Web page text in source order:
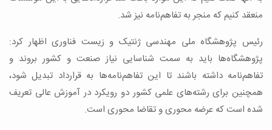
منعقد کنیم که منجر به تفاهم‌نامه نیز شد.
رئیس پژوهشگاه ملی مهندسی ژنتیک و زیست فناوری اظهار کرد:
پژوهشگاه‌ها باید به سمت شناسایی نیاز صنعت و کشور بروند و
تفاهم‌نامه داشته باشند تا این تفاهم‌نامه‌ها به قرارداد تبدیل شود،
همچنین برای رشته‌های علمی کشور دو رویکرد در آموزش عالی تعریف
شده است که عرضه محوری و تقاضا محوری است.